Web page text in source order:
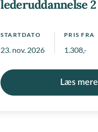
lederuddannelse 2
STARTDATO
23. nov. 2026
PRIS FRA
1.308,-
Læs mere